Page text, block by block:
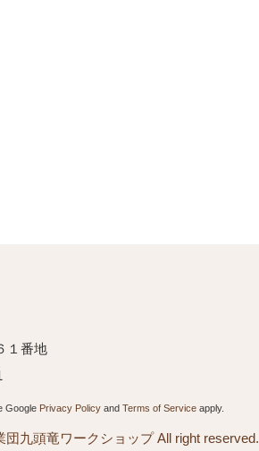
１番地
Google Privacy Policyand Terms of Serviceapply.
九頭竜ワークショップ All right reserved.